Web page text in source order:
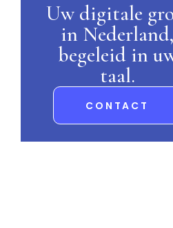
Uw digitale
in Nederland,
begeleid in
taal.
CONTACT